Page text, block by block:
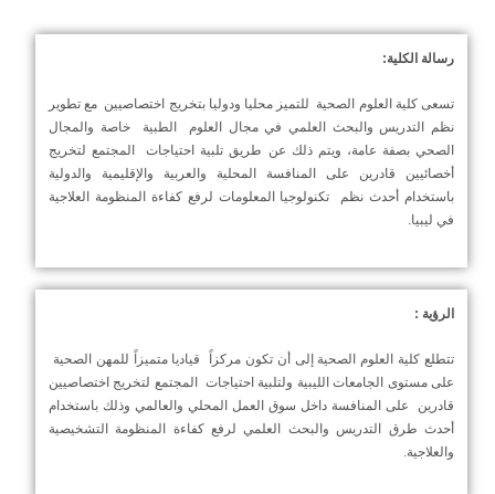
رسالة الكلية:
تسعى كلية العلوم الصحية للتميز محليا ودوليا بتخريج اختصاصيين مع تطوير
نظم التدريس والبحث العلمي في مجال العلوم الطبية خاصة والمجال
الصحي بصفة عامة، ويتم ذلك عن طريق تلبية احتياجات المجتمع لتخريج
أخصائيين قادرين على المنافسة المحلية والعربية والإقليمية والدولية
باستخدام أحدث نظم تكنولوجيا المعلومات لرفع كفاءة المنظومة العلاجية
في ليبيا.
الرؤية :
تتطلع كلية العلوم الصحية إلى أن تكون مركزاً قياديا متميزاً للمهن الصحية
على مستوى الجامعات الليبية ولتلبية احتياجات المجتمع لتخريج اختصاصيين
قادرين على المنافسة داخل سوق العمل المحلي والعالمي وذلك باستخدام
أحدث طرق التدريس والبحث العلمي لرفع كفاءة المنظومة التشخيصية
والعلاجية.